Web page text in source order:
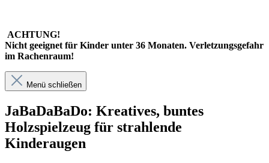
ACHTUNG!
Nicht geeignet für Kinder unter 36 Monaten. Verletzungsgefahr
im Rachenraum!
Menü schließen
JaBaDaBaDo: Kreatives, buntes
Holzspielzeug für strahlende
Kinderaugen